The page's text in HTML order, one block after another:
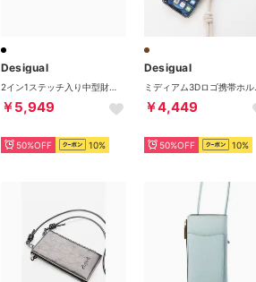
Desigual
￥5,949
50%OFF 10%
Desigual
￥4,449
50%OFF 10%